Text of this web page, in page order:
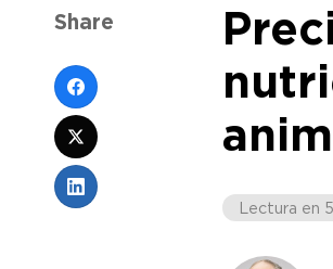
Lectura en
Share